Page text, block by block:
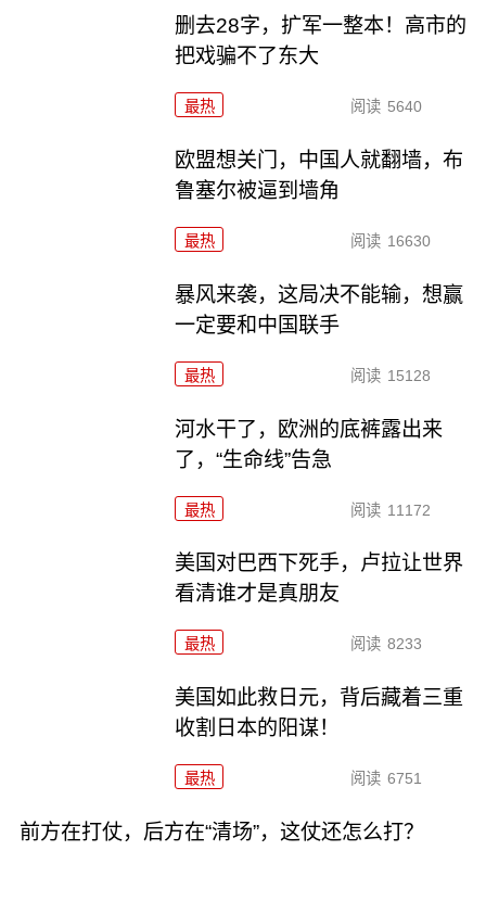
删去28字，扩军一整本！高市的
把戏骗不了东大
最热 阅读 5640
欧盟想关门，中国人就翻墙，布
鲁塞尔被逼到墙角
最热 阅读 16630
暴风来袭，这局决不能输，想赢
一定要和中国联手
最热 阅读 15128
河水干了，欧洲的底裤露出来
了，“生命线”告急
最热 阅读 11172
美国对巴西下死手，卢拉让世界
看清谁才是真朋友
最热 阅读 8233
美国如此救日元，背后藏着三重
收割日本的阳谋！
最热 阅读 6751
前方在打仗，后方在“清场”，这仗还怎么打？